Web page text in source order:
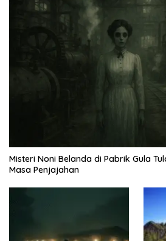
Misteri Noni Belanda di Pabrik Gula
Masa Penjajahan